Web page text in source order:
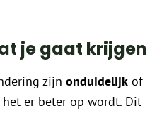
je gaat krijgen
zijn onduidelijk of
het er beter op wordt. Dit